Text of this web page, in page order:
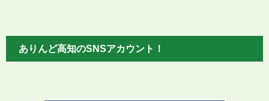
ありんど高知のSNSアカウント！